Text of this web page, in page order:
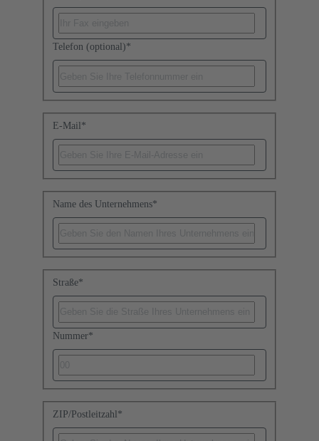
Telefon (optional)*
E-Mail*
Name des Unternehmens*
Straße*
Nummer*
ZIP/Postleitzahl *